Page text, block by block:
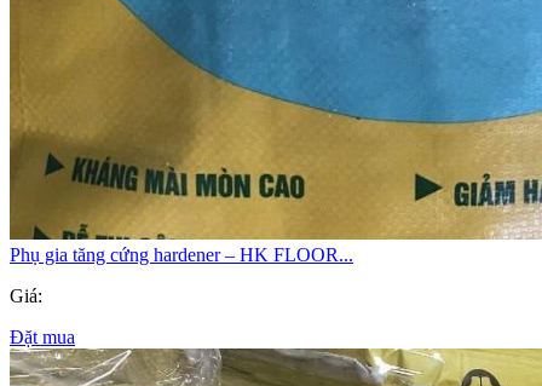
Phụ gia tăng cứng hardener – HK FLOOR...
Giá:
Đặt mua